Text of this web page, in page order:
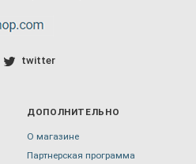
twitter
ДОПОЛНИТЕЛЬНО
О магазине
Партнерская программа